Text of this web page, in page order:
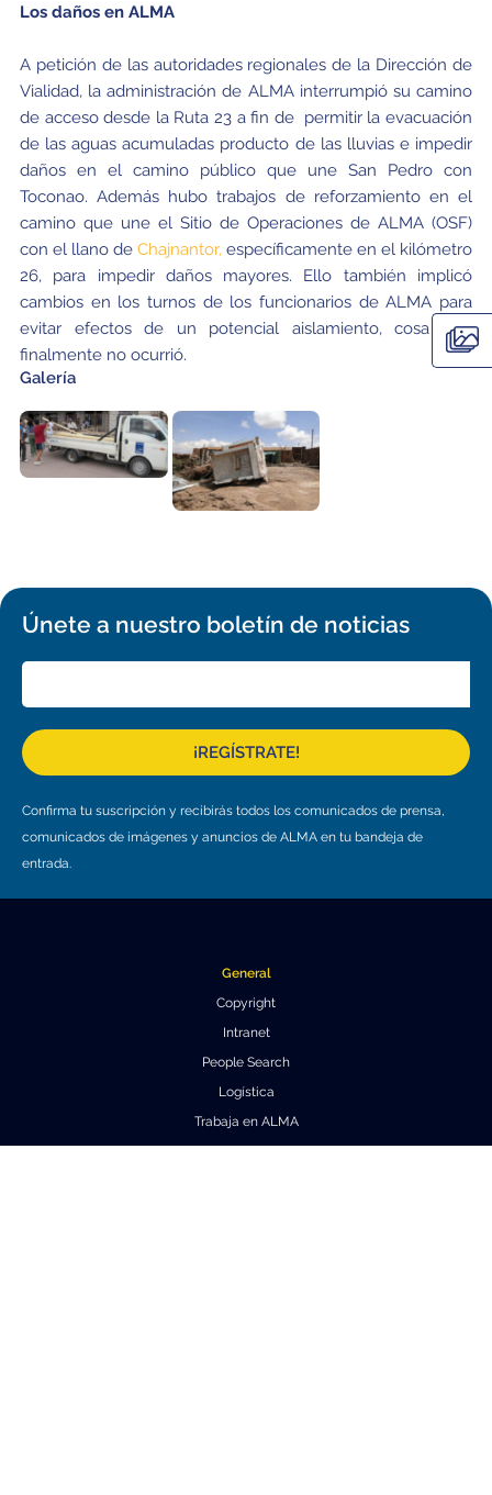
Los daños en ALMA
A petición de las autoridades regionales de la Dirección de
Vialidad, la administración de ALMA interrumpió su camino
de acceso desde la Ruta 23 a fin de permitir la evacuación
de las aguas acumuladas producto de las lluvias e impedir
daños en el camino público que une San Pedro con
Toconao. Además hubo trabajos de reforzamiento en el
camino que une el Sitio de Operaciones de ALMA (OSF)
con el llano de Chajnantor, específicamente en el kilómetro
26, para impedir daños mayores. Ello también implicó
cambios en los turnos de los funcionarios de ALMA para
evitar efectos de un potencial aislamiento, cosa que
finalmente no ocurrió.
Galería
Únete a nuestro boletín de noticias
¡REGÍSTRATE!
Confirma tu suscripción y recibirás todos los comunicados de prensa,
comunicados de imágenes y anuncios de ALMA en tu bandeja de
entrada.
General
Copyright
Intranet
People Search
Logística
Trabaja en ALMA